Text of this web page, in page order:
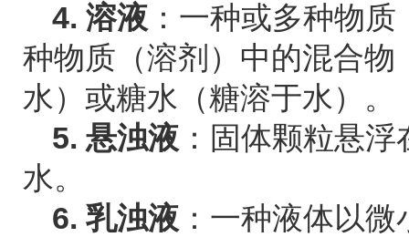
4. 溶液 ：一种或多种物
种物质（溶剂）中的混合物
水）或糖水（糖溶于水）。
5. 悬浊液 ：固体颗粒悬
水。
6. 乳浊液 ：一种液体以